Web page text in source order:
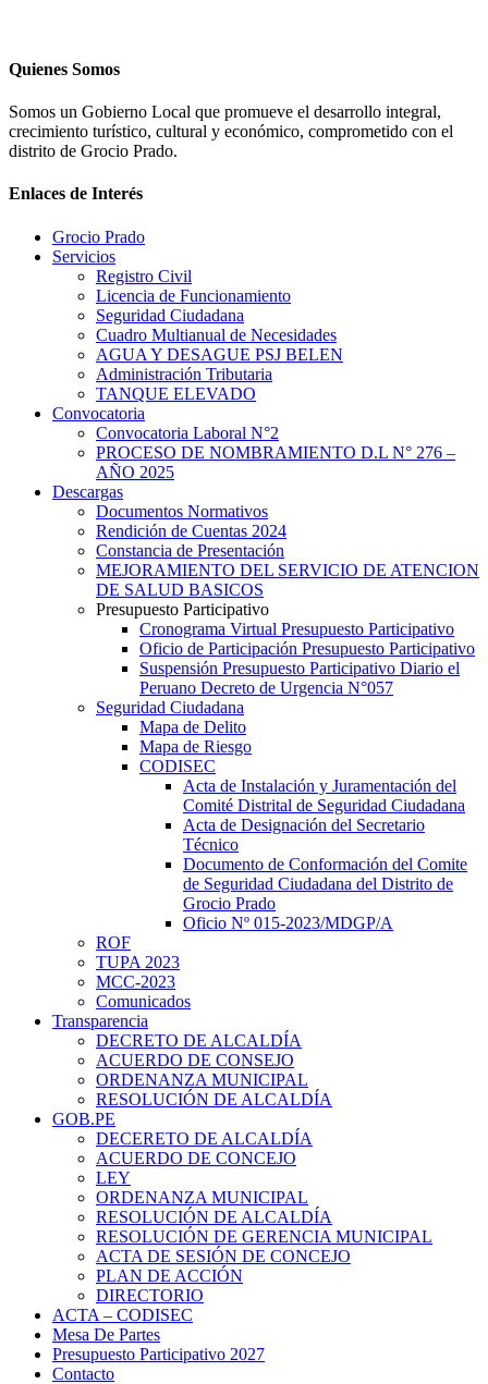
Quienes Somos
Somos un Gobierno Local que promueve el desarrollo integral,
crecimiento turístico, cultural y económico, comprometido con el
distrito de Grocio Prado.
Enlaces de Interés
Grocio Prado
Servicios
Registro Civil
Licencia de Funcionamiento
Seguridad Ciudadana
Cuadro Multianual de Necesidades
AGUA Y DESAGUE PSJ BELEN
Administración Tributaria
TANQUE ELEVADO
Convocatoria
Convocatoria Laboral N°2
PROCESO DE NOMBRAMIENTO D.L N° 276 –
AÑO 2025
Descargas
Documentos Normativos
Rendición de Cuentas 2024
Constancia de Presentación
MEJORAMIENTO DEL SERVICIO DE ATENCION
DE SALUD BASICOS
Presupuesto Participativo
Cronograma Virtual Presupuesto Participativo
Oficio de Participación Presupuesto Participativo
Suspensión Presupuesto Participativo Diario el
Peruano Decreto de Urgencia N°057
Seguridad Ciudadana
Mapa de Delito
Mapa de Riesgo
CODISEC
Acta de Instalación y Juramentación del
Comité Distrital de Seguridad Ciudadana
Acta de Designación del Secretario
Técnico
Documento de Conformación del Comite
de Seguridad Ciudadana del Distrito de
Grocio Prado
Oficio Nº 015-2023/MDGP/A
ROF
TUPA 2023
MCC-2023
Comunicados
Transparencia
DECRETO DE ALCALDÍA
ACUERDO DE CONSEJO
ORDENANZA MUNICIPAL
RESOLUCIÓN DE ALCALDÍA
GOB.PE
DECERETO DE ALCALDÍA
ACUERDO DE CONCEJO
LEY
ORDENANZA MUNICIPAL
RESOLUCIÓN DE ALCALDÍA
RESOLUCIÓN DE GERENCIA MUNICIPAL
ACTA DE SESIÓN DE CONCEJO
PLAN DE ACCIÓN
DIRECTORIO
ACTA – CODISEC
Mesa De Partes
Presupuesto Participativo 2027
Contacto